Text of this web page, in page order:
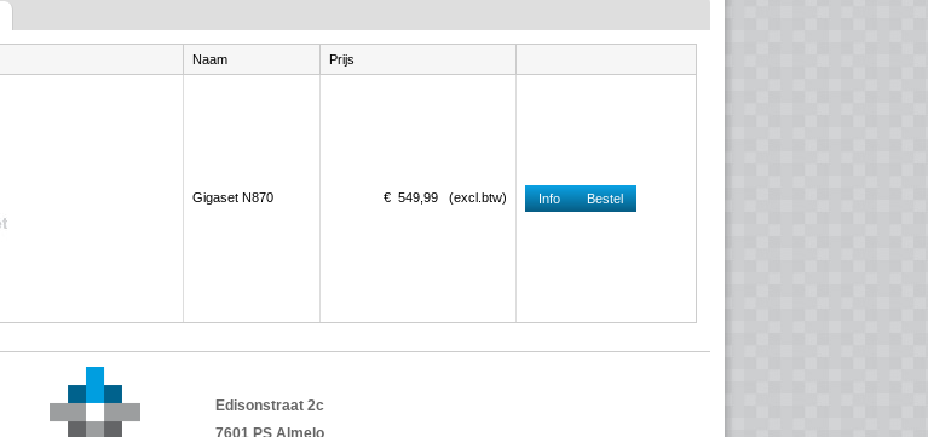
Naam Prijs
Gigaset N870 € 549 ,99 (excl.btw) Info Bestel
Edisonstraat 2c
7601 PS Almelo